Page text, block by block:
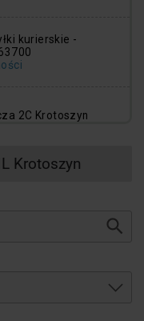
Krotoszyn